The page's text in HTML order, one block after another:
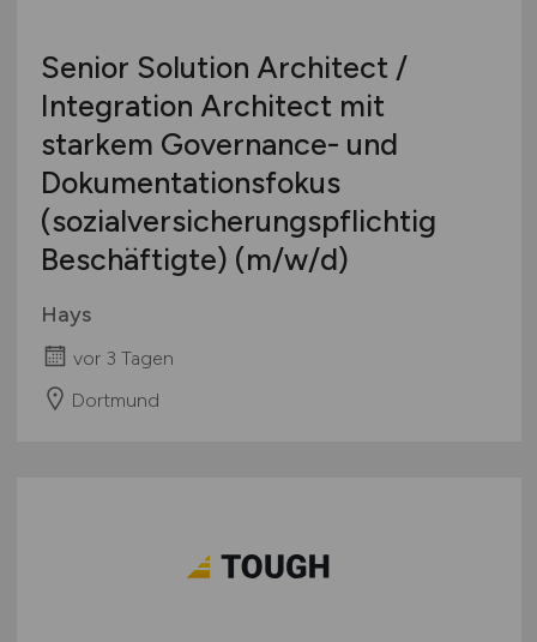
Senior Solution Architect /
Integration Architect mit
starkem Governance- und
Dokumentationsfokus
(sozialversicherungspflichtig
Beschäftigte) (m/w/d)
Hays
vor 3 Tagen
Dortmund